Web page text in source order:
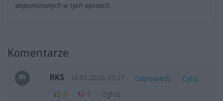
wspominanych w tych wpisach.
Komentarze
RKS 16.05.2026 23:27 Odpowiedz
Cytuj
0
0 Zgłoś